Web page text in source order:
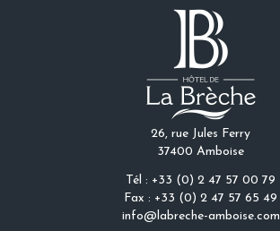
26, rue Jules Ferry
37400 Amboise
Tél : +33 (0) 2 47 57 00 79
Fax : +33 (0) 2 47 57 65 49
info@labreche-amboise.com